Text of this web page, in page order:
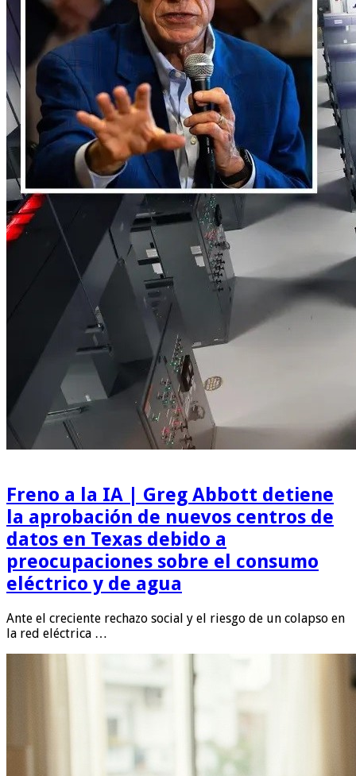
Freno a la IA | Greg Abbott detiene
la aprobación de nuevos centros de
datos en Texas debido a
preocupaciones sobre el consumo
eléctrico y de agua
Ante el creciente rechazo social y el riesgo de un colapso en
la red eléctrica …